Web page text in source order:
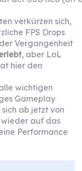
verkürzen sich,
FPS Drops
Vergangenheit
, aber LoL
hier den
wichtigen
Gameplay
ab jetzt von
wieder auf das
Performance